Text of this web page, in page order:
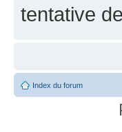
tentative
Index du forum